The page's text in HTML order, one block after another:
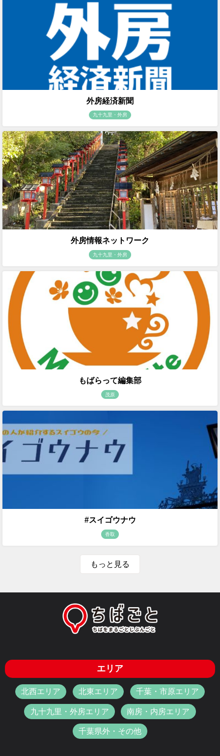
外房経済新聞
九十九里・外房
外房情報ネットワーク
九十九里・外房
もばらって編集部
茂原
#スイゴウナウ
香取
もっと見る
エリア
北西エリア 北東エリア 千葉・市原エリア
九十九里・外房エリア 南房・内房エリア
千葉県外・その他